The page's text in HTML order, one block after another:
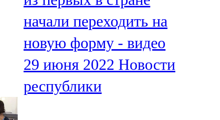
104,7 FM
Олы Әтнә
71,42 FM
Сарман
107,8 FM
начали переходить на
новую форму - видео
29 июня 2022 Новости
республики